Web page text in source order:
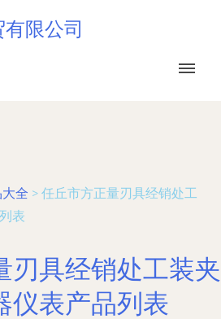
限公司
全 > 任丘市方正量刃具经销处工
表
刃具经销处工装夹
仪表产品列表